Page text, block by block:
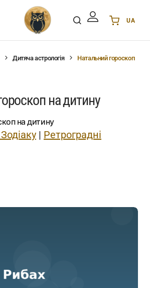
UA
ES Español
Дитяча астрологія
Натальний гороскоп
на дитину
на дитину
| Ретроградні